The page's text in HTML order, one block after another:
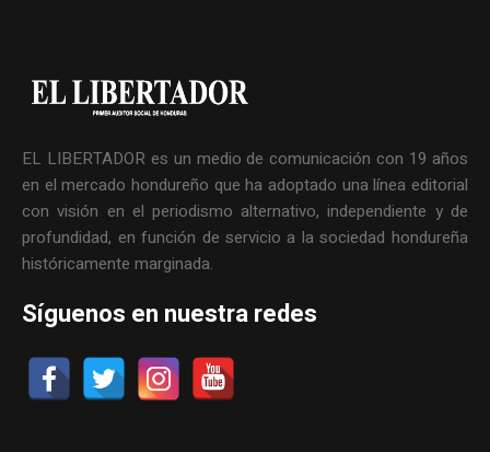
EL LIBERTADOR es un medio de comunicación con 19 años
en el mercado hondureño que ha adoptado una línea editorial
con visión en el periodismo alternativo, independiente y de
profundidad, en función de servicio a la sociedad hondureña
históricamente marginada.
Síguenos en nuestra redes